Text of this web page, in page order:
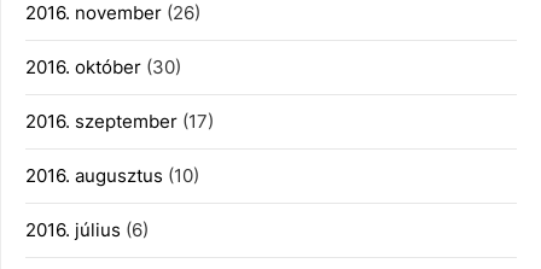
2016. november (26)
2016. október (30)
2016. szeptember (17)
2016. augusztus (10)
2016. július (6)